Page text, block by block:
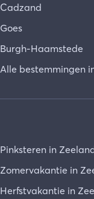
Cadzand
Goes
Burgh-Haamstede
Alle bestemmingen
Pinksteren in
Zomervakantie in
Herfstvakantie in